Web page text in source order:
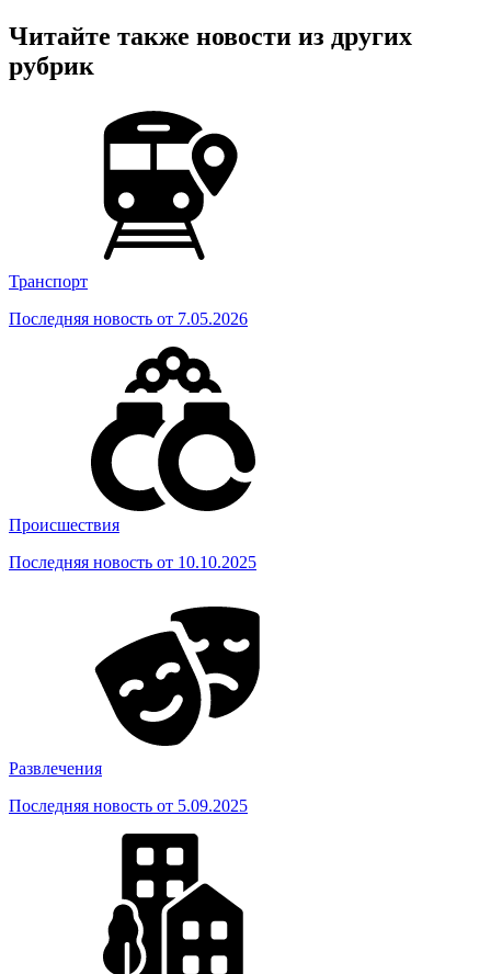
Читайте также новости из других
рубрик
Транспорт
Последняя новость от 7.05.2026
Происшествия
Последняя новость от 10.10.2025
Развлечения
Последняя новость от 5.09.2025